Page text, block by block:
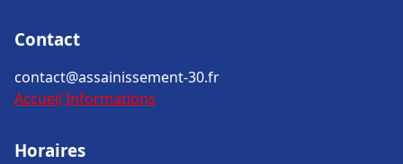
Contact
contact@assainissement-30.fr
Accueil Informations
Horaires